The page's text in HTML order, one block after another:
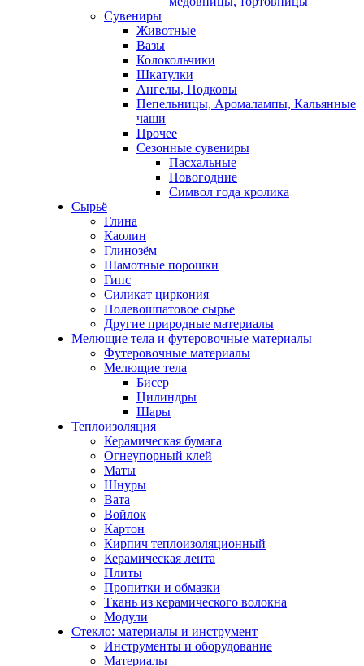
Сувениры
Животные
Вазы
Колокольчики
Шкатулки
Ангелы, Подковы
Пепельницы, Аромалампы, Кальянные
чаши
Прочее
Сезонные сувениры
Пасхальные
Новогодние
Символ года кролика
Сырьё
Глина
Каолин
Глинозём
Шамотные порошки
Гипс
Силикат циркония
Полевошпатовое сырье
Другие природные материалы
Мелющие тела и футеровочные материалы
Футеровочные материалы
Мелющие тела
Бисер
Цилиндры
Шары
Теплоизоляция
Керамическая бумага
Огнеупорный клей
Маты
Шнуры
Вата
Войлок
Картон
Кирпич теплоизоляционный
Керамическая лента
Плиты
Пропитки и обмазки
Ткань из керамического волокна
Модули
Стекло: материалы и инструмент
Инструменты и оборудование
Материалы